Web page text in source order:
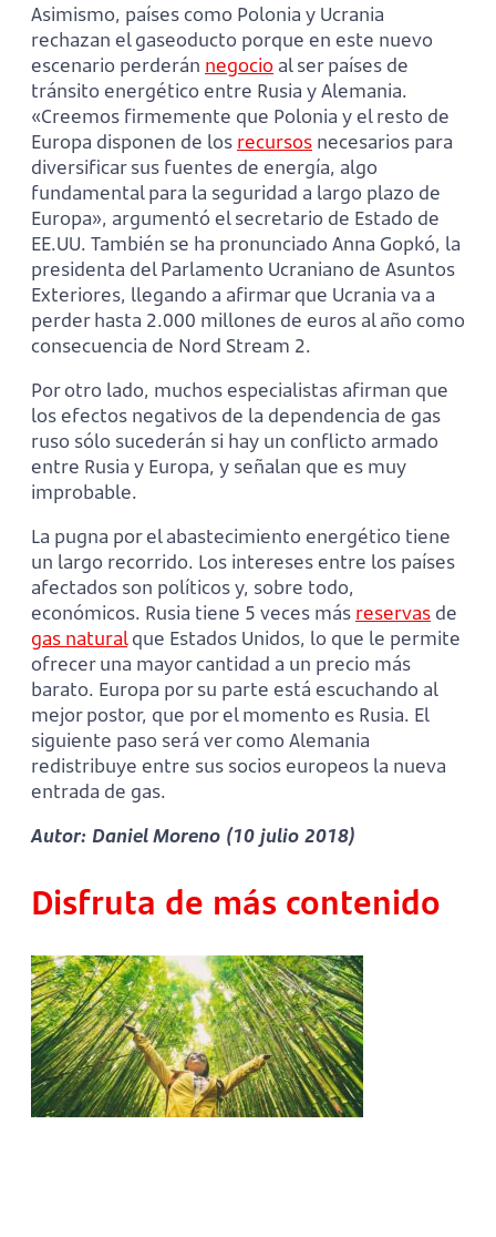
Asimismo, países como Polonia y Ucrania
rechazan el gaseoducto porque en este nuevo
escenario perderán negocio al ser países de
tránsito energético entre Rusia y Alemania.
«Creemos firmemente que Polonia y el resto de
Europa disponen de los recursos necesarios para
diversificar sus fuentes de energía, algo
fundamental para la seguridad a largo plazo de
Europa», argumentó el secretario de Estado de
EE.UU. También se ha pronunciado Anna Gopkó, la
presidenta del Parlamento Ucraniano de Asuntos
Exteriores, llegando a afirmar que Ucrania va a
perder hasta 2.000 millones de euros al año como
consecuencia de Nord Stream 2.
Por otro lado, muchos especialistas afirman que
los efectos negativos de la dependencia de gas
ruso sólo sucederán si hay un conflicto armado
entre Rusia y Europa, y señalan que es muy
improbable.
La pugna por el abastecimiento energético tiene
un largo recorrido. Los intereses entre los países
afectados son políticos y, sobre todo,
económicos. Rusia tiene 5 veces más reservas de
gas naturalque Estados Unidos, lo que le permite
ofrecer una mayor cantidad a un precio más
barato. Europa por su parte está escuchando al
mejor postor, que por el momento es Rusia. El
siguiente paso será ver como Alemania
redistribuye entre sus socios europeos la nueva
entrada de gas.
Autor: Daniel Moreno (10 julio 2018)
Disfruta de más contenido